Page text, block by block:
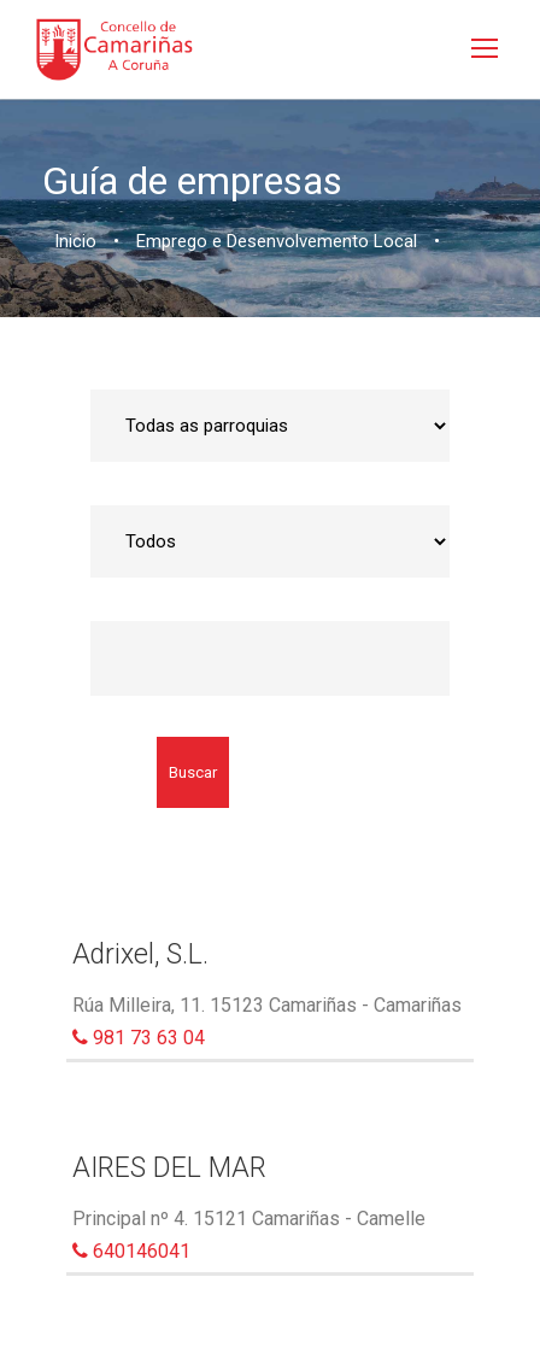
Guía de empresas
Inicio • Emprego e Desenvolvemento Local •
Buscar
Adrixel, S.L.
Rúa Milleira, 11. 15123 Camariñas - Camariñas
981 73 63 04
AIRES DEL MAR
Principal nº 4. 15121 Camariñas - Camelle
640146041